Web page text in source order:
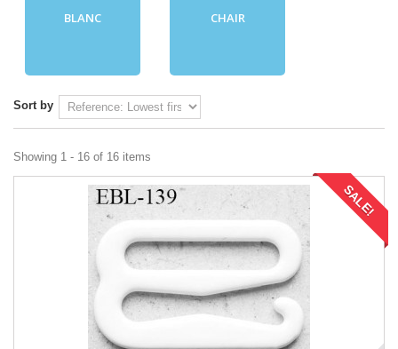
BLANC CHAIR
Sort by
Showing 1 - 16 of 16 items
SALE!